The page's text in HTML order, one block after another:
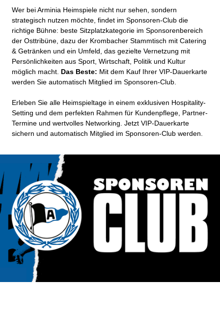
Wer bei Arminia Heimspiele nicht nur sehen, sondern
strategisch nutzen möchte, findet im Sponsoren-Club die
richtige Bühne: beste Sitzplatzkategorie im Sponsorenbereich
der Osttribüne, dazu der Krombacher Stammtisch mit Catering
& Getränken und ein Umfeld, das gezielte Vernetzung mit
Persönlichkeiten aus Sport, Wirtschaft, Politik und Kultur
möglich macht. Das Beste: Mit dem Kauf Ihrer VIP-Dauerkarte
werden Sie automatisch Mitglied im Sponsoren-Club.
Erleben Sie alle Heimspieltage in einem exklusiven Hospitality-
Setting und dem perfekten Rahmen für Kundenpflege, Partner-
Termine und wertvolles Networking. Jetzt VIP-Dauerkarte
sichern und automatisch Mitglied im Sponsoren-Club werden.